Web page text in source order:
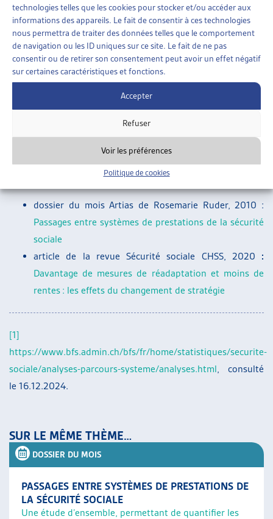
technologies telles que les cookies pour stocker et/ou accéder aux
informations des appareils. Le fait de consentir à ces technologies
nous permettra de traiter des données telles que le comportement
de navigation ou les ID uniques sur ce site. Le fait de ne pas
consentir ou de retirer son consentement peut avoir un effet négatif
sur certaines caractéristiques et fonctions.
Accepter
Refuser
Voir les préférences
Politique de cookies
d’une seule branche de la sécurité sociale et seuls 6% des
bénéficiaires perçoivent des prestations de plus d’une
branche.
82% des bénéficiaires perçoivent une indemnité de
l’assurance-chômage, un bénéficiaire sur cinq perçoit de
l’aide sociale et les rentes de l’assurance-invalidité
concernent 6% d’entre eux.
Deux publications sont à la base de ces statistiques, elles
sont résumées dans les documents suivants :
dossier du mois Artias de Rosemarie Ruder, 2010 :
Passages entre systèmes de prestations de la sécurité
sociale
article de la revue Sécurité sociale CHSS, 2020 :
Davantage de mesures de réadaptation et moins de
rentes : les effets du changement de stratégie
[1]
https://www.bfs.admin.ch/bfs/fr/home/statistiques/securite-
sociale/analyses-parcours-systeme/analyses.html, consulté
le 16.12.2024.
SUR LE MÊME THÈME…
DOSSIER DU MOIS
PASSAGES ENTRE SYSTÈMES DE PRESTATIONS DE
LA SÉCURITÉ SOCIALE
Une étude d’ensemble, permettant de quantifier les